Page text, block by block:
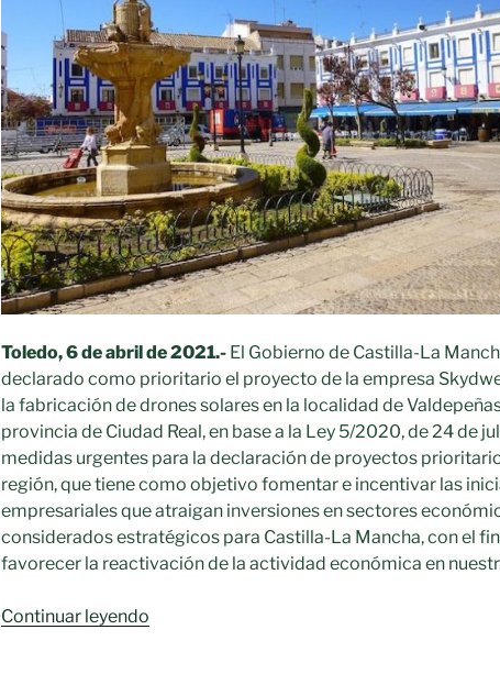
Toledo, 6 de abril de 2021.- El Gobierno de Castilla-La
declarado como prioritario el proyecto de la empresa
la fabricación de drones solares en la localidad de
provincia de Ciudad Real, en base a la Ley 5/2020, de 24 de
medidas urgentes para la declaración de proyectos
región, que tiene como objetivo fomentar e incentivar las
empresariales que atraigan inversiones en sectores
considerados estratégicos para Castilla-La Mancha, con el
favorecer la reactivación de la actividad económica en
Continuar leyendo